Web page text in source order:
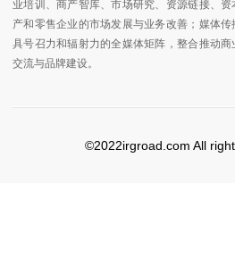
业培训、商产智库、市场研究、资源链接、
产和零售企业的市场发展与业务改善；媒体
具号召力和辐射力的全媒体矩阵，整合推动
交流与品牌建设。
©2022irgroad.com All